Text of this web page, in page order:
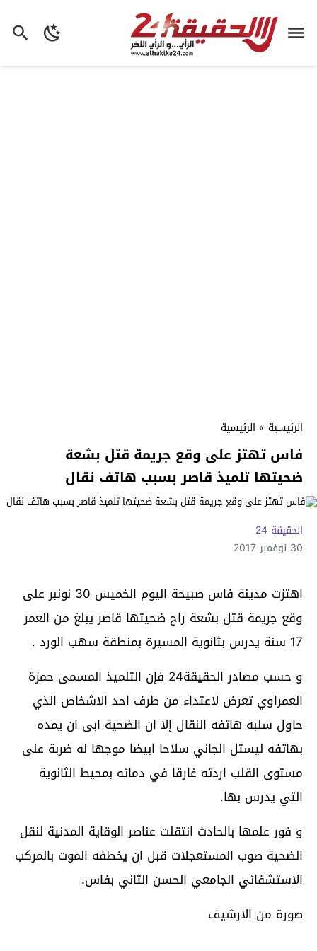
الرئيسية » الرئيسية
فاس تهتز على وقع جريمة قتل بشعة
ضحيتها تلميذ قاصر بسبب هاتف نقال
الحقيقة 24
30 نوفمبر 2017
اهتزت مدينة فاس صبيحة اليوم الخميس 30 نونبر على
وقع جريمة قتل بشعة راح ضحيتها قاصر يبلغ من العمر
17 سنة يدرس بثانوية المسيرة بمنطقة سهب الورد .
و حسب مصادر الحقيقة24 فإن التلميذ المسمى حمزة
العمراوي تعرض لاعتداء من طرف احد الاشخاص الذي
حاول سلبه هاتفه النقال إلا ان الضحية ابى ان يمده
بهاتفه ليستل الجاني سلاحا ابيضا موجها له ضربة على
مستوى القلب اردته غارقا في دمائه بمحيط الثانوية
التي يدرس بها.
و فور علمها بالحادث انتقلت عناصر الوقاية المدنية لنقل
الضحية صوب المستعجلات قبل ان يخطفه الموت بالمركب
الاستشفائي الجامعي الحسن الثاني بفاس.
صورة من الارشيف